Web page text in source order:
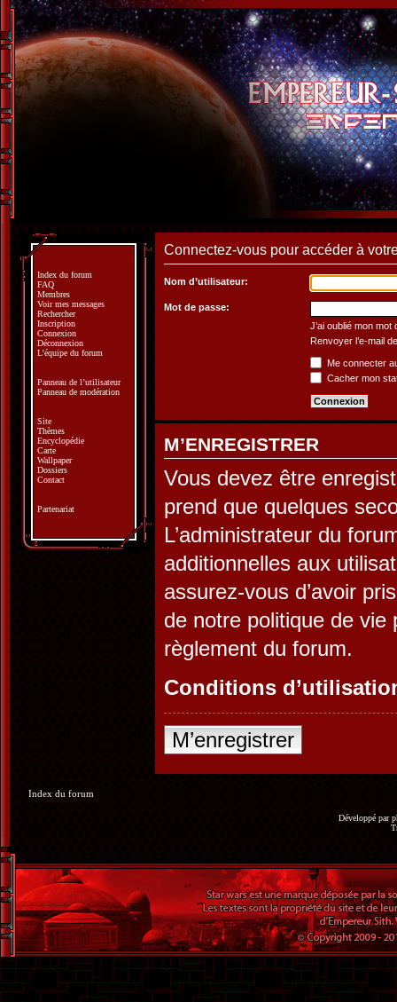
Connectez-vous pour accéder à
Nom d’utilisateur:
Mot de passe:
J’ai oublié mon mot
Renvoyer l’e-mail
Me connecter
Cacher mon
M’ENREGISTRER
Vous devez être
prend que quelques
L’administrateur du
additionnelles aux
assurez-vous d’avoir
de notre politique de vie
règlement du forum.
Conditions
M’enregistrer
Index du forum
FAQ
Membres
Voir mes messages
Rechercher
Inscription
Connexion
Déconnexion
L’équipe du forum
Panneau de l’utilisateur
Panneau de modération
Site
Thèmes
Encyclopédie
Carte
Wallpaper
Dossiers
Contact
Partenariat
Index du forum
Développé par